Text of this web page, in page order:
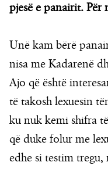
pjesë e panairit. Për
Unë kam bërë
nisa me Kadarenë
Ajo që është
të takosh lexuesin
ku nuk kemi shifra
që duke folur me
edhe si testim